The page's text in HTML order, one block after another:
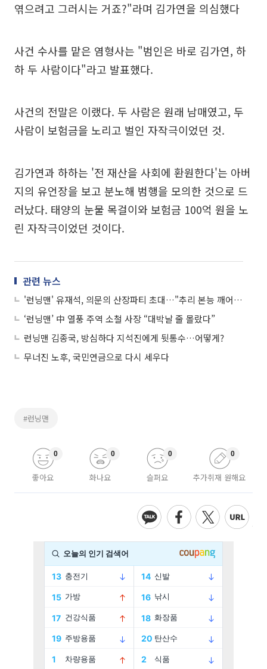
엮으려고 그러시는 거죠?"라며 김가연을 의심했다
사건 수사를 맡은 염형사는 "범인은 바로 김가연, 하
하 두 사람이다"라고 발표했다.
사건의 전말은 이랬다. 두 사람은 원래 남매였고, 두
사람이 보험금을 노리고 벌인 자작극이었던 것.
김가연과 하하는 '전 재산을 사회에 환원한다'는 아버
지의 유언장을 보고 분노해 범행을 모의한 것으로 드
러났다. 태양의 눈물 목걸이와 보험금 100억 원을 노
린 자작극이었던 것이다.
관련 뉴스
'런닝맨' 유재석, 의문의 산장파티 초대…"추리 본능 깨어날까"
‘런닝맨’ 中 열풍 주역 소철 사장 “대박날 줄 몰랐다”
런닝맨 김종국, 방심하다 지석진에게 뒷통수…어떻게?
무너진 노후, 국민연금으로 다시 세우다
#런닝맨
좋아요
0
화나요
0
슬퍼요
0
추가취재 원해요
0